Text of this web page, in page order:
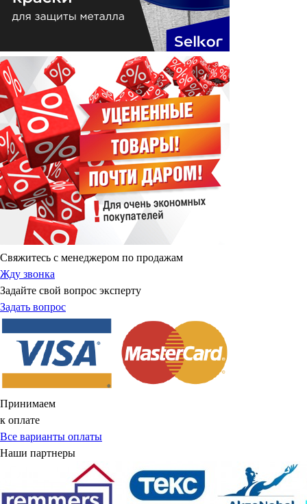
Свяжитесь с менеджером по продажам
Жду звонка
Задайте свой вопрос эксперту
Задать вопрос
Принимаем
к оплате
Все варианты оплаты
Наши партнеры